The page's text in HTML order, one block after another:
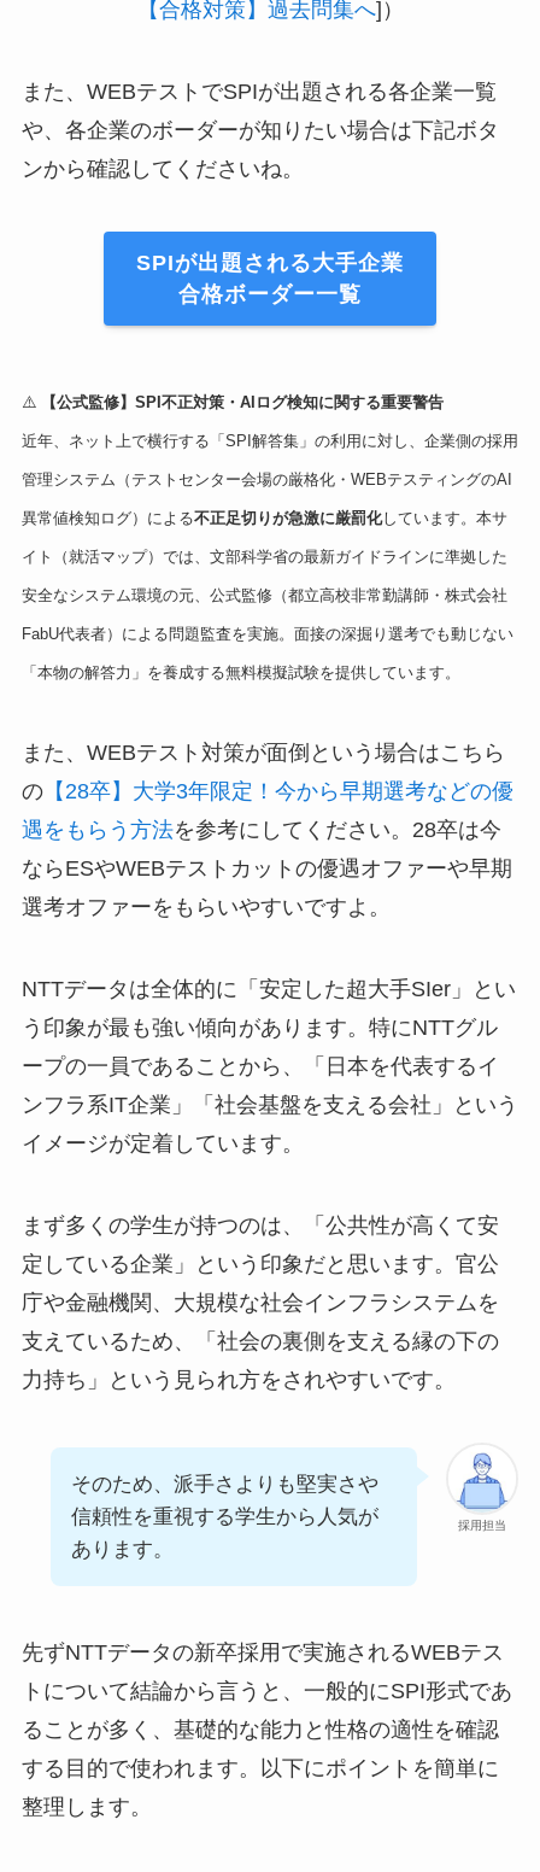
【合格対策】過去問集へ]）
また、WEBテストでSPIが出題される各企業一覧
や、各企業のボーダーが知りたい場合は下記ボタ
ンから確認してくださいね。
SPIが出題される大手企業
合格ボーダー一覧
⚠️ 【公式監修】SPI不正対策・AIログ検知に関する重要警告
近年、ネット上で横行する「SPI解答集」の利用に対し、企業側の採用
管理システム（テストセンター会場の厳格化・WEBテスティングのAI
異常値検知ログ）による不正足切りが急激に厳罰化しています。本サ
イト（就活マップ）では、文部科学省の最新ガイドラインに準拠した
安全なシステム環境の元、公式監修（都立高校非常勤講師・株式会社
FabU代表者）による問題監査を実施。面接の深掘り選考でも動じない
「本物の解答力」を養成する無料模擬試験を提供しています。
また、WEBテスト対策が面倒という場合はこちら
の【28卒】大学3年限定！今から早期選考などの優
遇をもらう方法を参考にしてください。28卒は今
ならESやWEBテストカットの優遇オファーや早期
選考オファーをもらいやすいですよ。
NTTデータは全体的に「安定した超大手SIer」とい
う印象が最も強い傾向があります。特にNTTグル
ープの一員であることから、「日本を代表するイ
ンフラ系IT企業」「社会基盤を支える会社」という
イメージが定着しています。
まず多くの学生が持つのは、「公共性が高くて安
定している企業」という印象だと思います。官公
庁や金融機関、大規模な社会インフラシステムを
支えているため、「社会の裏側を支える縁の下の
力持ち」という見られ方をされやすいです。
採用担当
そのため、派手さよりも堅実さや
信頼性を重視する学生から人気が
あります。
先ずNTTデータの新卒採用で実施されるWEBテス
トについて結論から言うと、一般的にSPI形式であ
ることが多く、基礎的な能力と性格の適性を確認
する目的で使われます。以下にポイントを簡単に
整理します。